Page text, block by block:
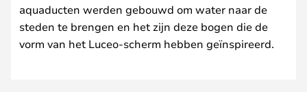
aquaducten werden gebouwd om water naar de
steden te brengen en het zijn deze bogen die de
vorm van het Luceo-scherm hebben geïnspireerd.